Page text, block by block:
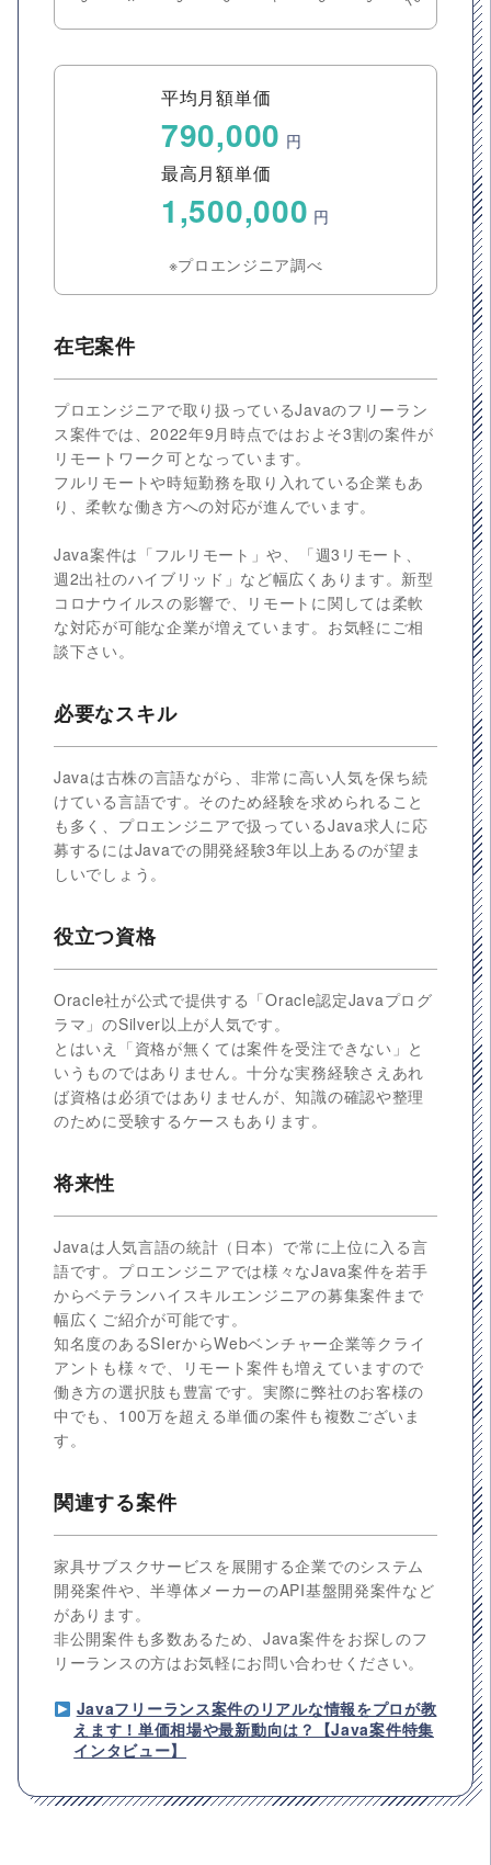
平均月額単価
790,000 円
最高月額単価
1,500,000 円
※プロエンジニア調べ
在宅案件
プロエンジニアで取り扱っているJavaのフリーラン
ス案件では、2022年9月時点ではおよそ3割の案件が
リモートワーク可となっています。
フルリモートや時短勤務を取り入れている企業もあ
り、柔軟な働き方への対応が進んでいます。
Java案件は「フルリモート」や、「週3リモート、
週2出社のハイブリッド」など幅広くあります。新型
コロナウイルスの影響で、リモートに関しては柔軟
な対応が可能な企業が増えています。お気軽にご相
談下さい。
必要なスキル
Javaは古株の言語ながら、非常に高い人気を保ち続
けている言語です。そのため経験を求められること
も多く、プロエンジニアで扱っているJava求人に応
募するにはJavaでの開発経験3年以上あるのが望ま
しいでしょう。
役立つ資格
Oracle社が公式で提供する「Oracle認定Javaプログ
ラマ」のSilver以上が人気です。
とはいえ「資格が無くては案件を受注できない」と
いうものではありません。十分な実務経験さえあれ
ば資格は必須ではありませんが、知識の確認や整理
のために受験するケースもあります。
将来性
Javaは人気言語の統計（日本）で常に上位に入る言
語です。プロエンジニアでは様々なJava案件を若手
からベテランハイスキルエンジニアの募集案件まで
幅広くご紹介が可能です。
知名度のあるSIerからWebベンチャー企業等クライ
アントも様々で、リモート案件も増えていますので
働き方の選択肢も豊富です。実際に弊社のお客様の
中でも、100万を超える単価の案件も複数ございま
す。
関連する案件
家具サブスクサービスを展開する企業でのシステム
開発案件や、半導体メーカーのAPI基盤開発案件など
があります。
非公開案件も多数あるため、Java案件をお探しのフ
リーランスの方はお気軽にお問い合わせください。
Javaフリーランス案件のリアルな情報をプロが教
えます！単価相場や最新動向は？【Java案件特集
インタビュー】